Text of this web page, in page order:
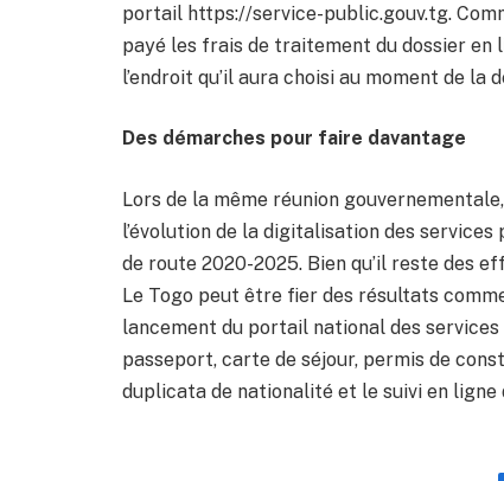
portail https://service-public.gouv.tg.
payé les frais de traitement du dossier
l’endroit qu’il aura choisi au moment de la
Des démarches pour faire davantage
Lors de la même réunion
l’évolution de la digitalisation des
de route 2020-2025. Bien qu’il reste des
Le Togo peut être fier des résultats
lancement du portail national des
passeport, carte de séjour, permis de
duplicata de nationalité et le suivi en